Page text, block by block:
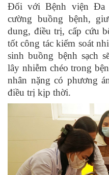
Đối với Bệnh viện Đa
cường buồng bệnh,
dung, điều trị, cấp cứu
tốt công tác kiểm soát
sinh buồng bệnh sạch
lây nhiễm chéo trong
nhân nặng có phương
điều trị kịp thời.